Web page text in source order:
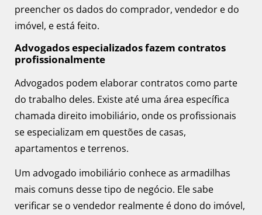
preencher os dados do comprador, vendedor e do
imóvel, e está feito.
Advogados especializados fazem contratos
profissionalmente
Advogados podem elaborar contratos como parte
do trabalho deles. Existe até uma área específica
chamada direito imobiliário, onde os profissionais
se especializam em questões de casas,
apartamentos e terrenos.
Um advogado imobiliário conhece as armadilhas
mais comuns desse tipo de negócio. Ele sabe
verificar se o vendedor realmente é dono do imóvel,